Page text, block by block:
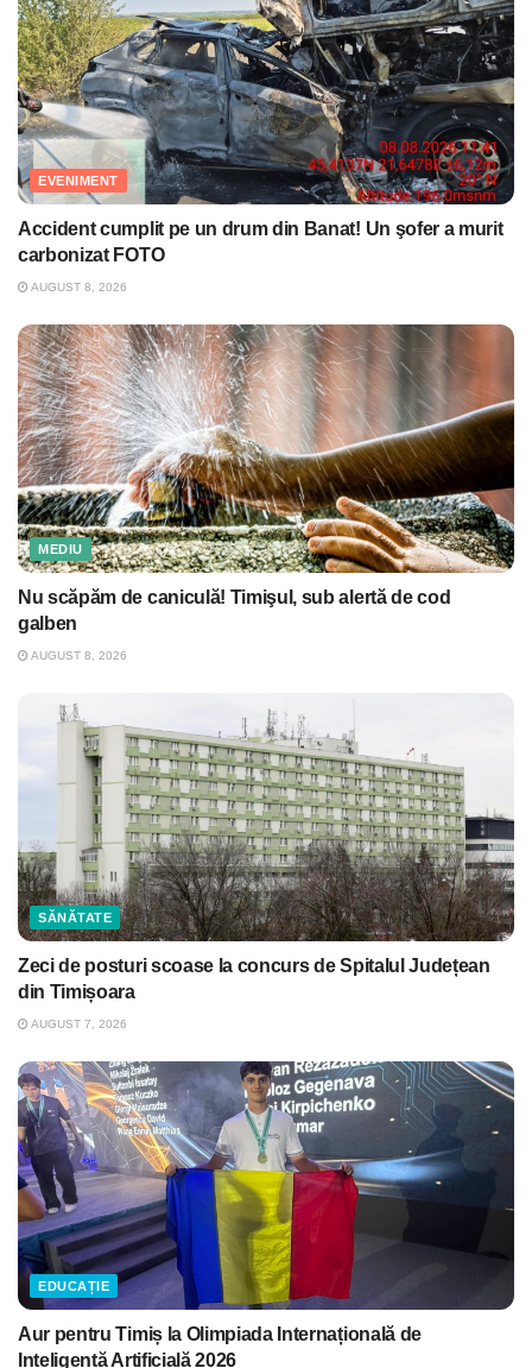
EVENIMENT
Accident cumplit pe un drum din Banat! Un şofer a murit
carbonizat FOTO
AUGUST 8, 2026
MEDIU
Nu scăpăm de caniculă! Timişul, sub alertă de cod
galben
AUGUST 8, 2026
SĂNĂTATE
Zeci de posturi scoase la concurs de Spitalul Județean
din Timișoara
AUGUST 7, 2026
EDUCAȚIE
Aur pentru Timiș la Olimpiada Internațională de
Inteligență Artificială 2026